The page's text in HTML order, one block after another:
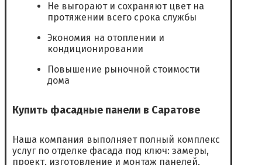
Не выгорают и сохраняют цвет на
протяжении всего срока службы
Экономия на отоплении и
кондиционировании
Повышение рыночной стоимости
дома
Купить фасадные панели в Саратове
Наша компания выполняет полный комплекс
услуг по отделке фасада под ключ: замеры,
проект, изготовление и монтаж панелей,